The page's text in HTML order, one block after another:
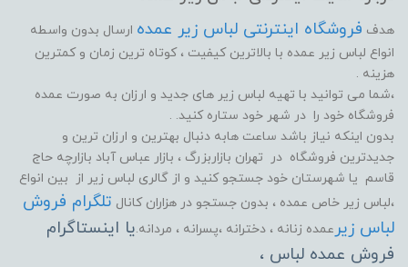
هدف فروشگاه اینترنتی لباس زیر عمده ارسال بدون واسطه
انواع لباس زیر عمده با بالاترین کیفیت ، کوتاه ترین زمان و کمترین
هزینه .
،شما می توانید با تهیه لباس زیر های جدید و ارزان به صورت عمده
فروشگاه خود را در شهر خود ستاره کنید. .
بدون اینکه نیاز باشد ساعت هابه دنبال بهترین و ارزان ترین و
جدیدترین فروشگاه در تهران بازاربزرگ ، بازار عباس آباد بازارچه حاج
قاسم یا شهرستان خود جستجو کنید و از گالری لباس زیر از بین انواع
،لباس زیر خاص عمده ، بدون جستجو در هزاران کانال تلگرام فروش
لباس زیر عمده زنانه ، دخترانه ،پسرانه ، مردانه.یا اینستاگرام
فروش عمده لباس ،